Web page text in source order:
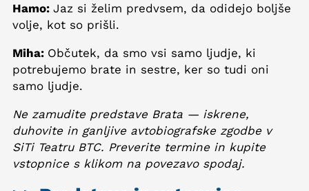
Hamo: Jaz si želim predvsem, da odidejo boljše
volje, kot so prišli.
Miha: Občutek, da smo vsi samo ljudje, ki
potrebujemo brate in sestre, ker so tudi oni
samo ljudje.
Ne zamudite predstave Brata — iskrene,
duhovite in ganljive avtobiografske zgodbe v
SiTi Teatru BTC. Preverite termine in kupite
vstopnice s klikom na povezavo spodaj.